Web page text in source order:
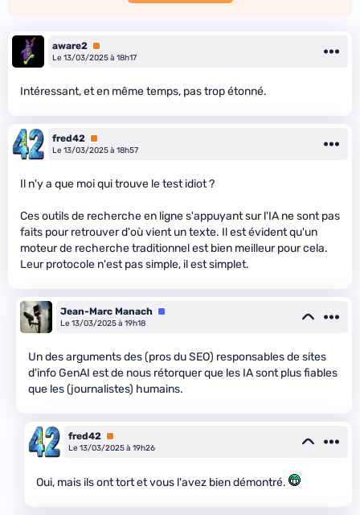
aware2 Premium
Le 13/03/2025 à 18h17
Intéressant, et en même temps, pas trop étonné.
fred42 Premium
Le 13/03/2025 à 18h57
Il n'y a que moi qui trouve le test idiot ?
Ces outils de recherche en ligne s'appuyant sur l'IA ne sont pas
faits pour retrouver d'où vient un texte. Il est évident qu'un
moteur de recherche traditionnel est bien meilleur pour cela.
Leur protocole n'est pas simple, il est simplet.
Jean-Marc Manach Équipe
Le 13/03/2025 à 19h18
Un des arguments des (pros du SEO) responsables de sites
d'info GenAI est de nous rétorquer que les IA sont plus fiables
que les (journalistes) humains.
fred42 Premium
Le 13/03/2025 à 19h26
Oui, mais ils ont tort et vous l'avez bien démontré.